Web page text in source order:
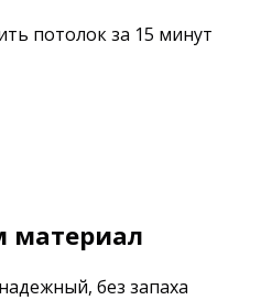
потолок за 15 минут
материал
без запаха